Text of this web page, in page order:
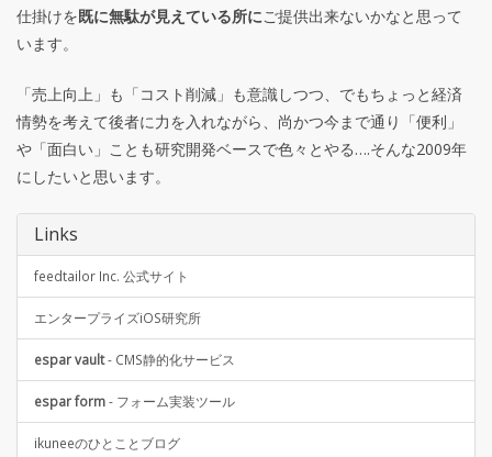
仕掛けを既に無駄が見えている所にご提供出来ないかなと思って
います。
「売上向上」も「コスト削減」も意識しつつ、でもちょっと経済
情勢を考えて後者に力を入れながら、尚かつ今まで通り「便利」
や「面白い」ことも研究開発ベースで色々とやる….そんな2009年
にしたいと思います。
Links
feedtailor Inc. 公式サイト
エンタープライズiOS研究所
espar vault- CMS静的化サービス
espar form- フォーム実装ツール
ikuneeのひとことブログ